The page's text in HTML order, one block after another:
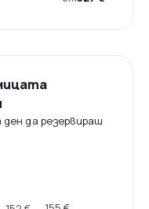
да резервираш